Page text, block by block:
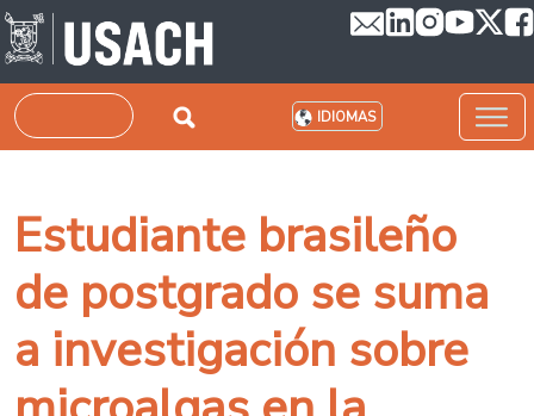
Pasar al contenido principal
Buscar IDIOMAS
Estudiante brasileño
de postgrado se suma
a investigación sobre